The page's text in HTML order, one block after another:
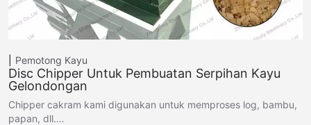
Pemotong Kayu
Disc Chipper Untuk Pembuatan Serpihan Kayu
Gelondongan
Chipper cakram kami digunakan untuk memproses log, bambu,
papan, dll.…